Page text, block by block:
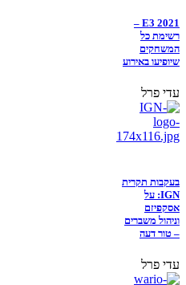
E3 2021 –
רשימת כל
המשחקים
שיופיעו באירוע
עדי פרל
בעקבות תקרית
IGN: על
אסקפיזם
וניהול משברים
– טור דעה
עדי פרל